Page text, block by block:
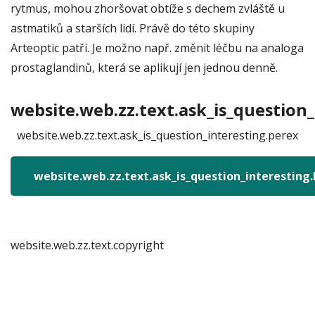
rytmus, mohou zhoršovat obtíže s dechem zvláště u
astmatiků a starších lidí. Právě do této skupiny
Arteoptic patří. Je možno např. změnit léčbu na analoga
prostaglandinů, která se aplikují jen jednou denně.
website.web.zz.text.ask_is_question_interesting.perex
website.web.zz.text.copyright